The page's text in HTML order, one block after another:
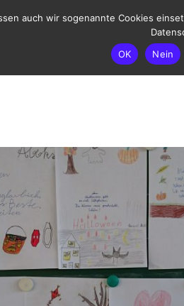
UNSER
auch wir sogenannte Cookies
OK
Nein